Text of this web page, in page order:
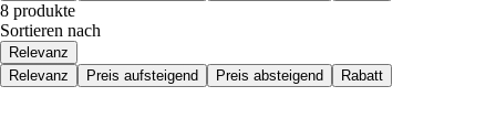
8 produkte
Sortieren nach
Relevanz
Relevanz
Preis aufsteigend Preis absteigend Rabatt